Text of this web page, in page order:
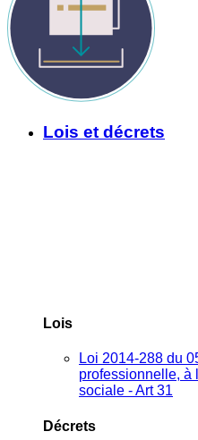
Lois et décrets
Lois
Loi 2014-288 du
professionnelle, à
sociale - Art 31
Décrets